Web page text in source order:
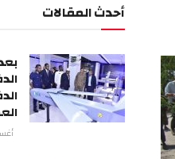
أحدث المقالات